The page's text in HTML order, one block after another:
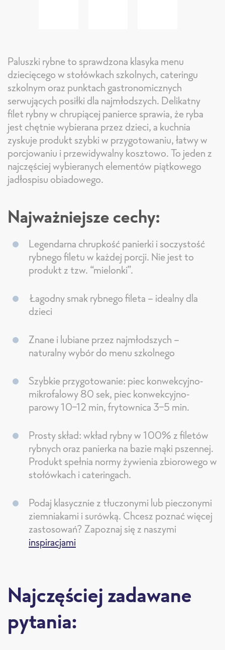
Paluszki rybne to sprawdzona klasyka menu
dziecięcego w stołówkach szkolnych, cateringu
szkolnym oraz punktach gastronomicznych
serwujących posiłki dla najmłodszych. Delikatny
filet rybny w chrupiącej panierce sprawia, że ryba
jest chętnie wybierana przez dzieci, a kuchnia
zyskuje produkt szybki w przygotowaniu, łatwy w
porcjowaniu i przewidywalny kosztowo. To jeden z
najczęściej wybieranych elementów piątkowego
jadłospisu obiadowego.
Najważniejsze cechy:
Legendarna chrupkość panierki i soczystość
rybnego filetu w każdej porcji. Nie jest to
produkt z tzw. “mielonki”.
Łagodny smak rybnego fileta – idealny dla
dzieci
Znane i lubiane przez najmłodszych –
naturalny wybór do menu szkolnego
Szybkie przygotowanie: piec konwekcyjno-
mikrofalowy 80 sek, piec konwekcyjno-
parowy 10–12 min, frytownica 3-5 min.
Prosty skład: wkład rybny w 100% z filetów
rybnych oraz panierka na bazie mąki pszennej.
Produkt spełnia normy żywienia zbiorowego w
stołówkach i cateringach.
Podaj klasycznie z tłuczonymi lub pieczonymi
ziemniakami i surówką. Chcesz poznać więcej
zastosowań? Zapoznaj się z naszymi
inspiracjami
Najczęściej zadawane
pytania: